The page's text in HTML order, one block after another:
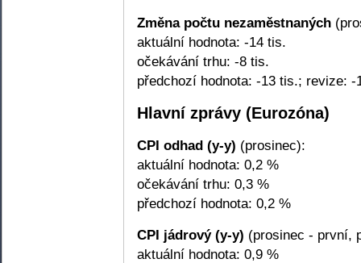
Změna počtu nezaměstnaných
aktuální hodnota: -14 tis.
očekávání trhu: -8 tis.
předchozí hodnota: -13 tis.; revize: -
Hlavní zprávy (Eurozóna)
CPI odhad (y-y) (prosinec):
aktuální hodnota: 0,2 %
očekávání trhu: 0,3 %
předchozí hodnota: 0,2 %
CPI jádrový (y-y) (prosinec - první,
aktuální hodnota: 0,9 %